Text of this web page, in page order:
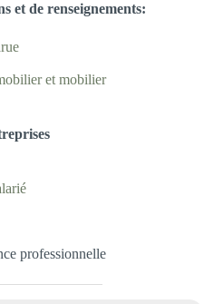
et de renseignements:
et mobilier
é
professionnelle